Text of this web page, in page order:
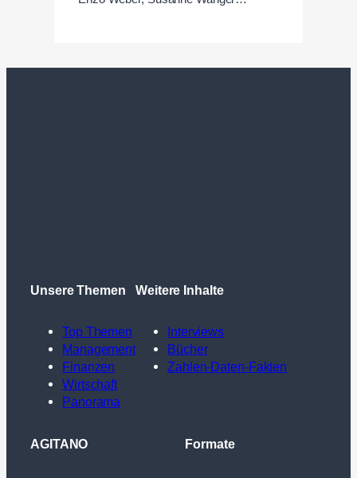
Unsere Themen
Top Themen
Management
Finanzen
Wirtschaft
Panorama
Weitere Inhalte
Interviews
Bücher
Zahlen-Daten-Fakten
AGITANO Formate